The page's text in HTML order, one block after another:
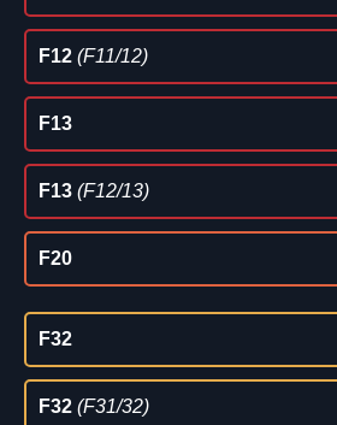
F12 (F11/12)
F13
F13 (F12/13)
F20
F32
F32 (F31/32)